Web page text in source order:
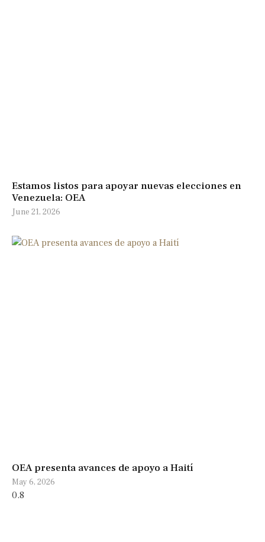
Estamos listos para apoyar nuevas elecciones en
Venezuela: OEA
June 21, 2026
OEA presenta avances de apoyo a Haití
May 6, 2026